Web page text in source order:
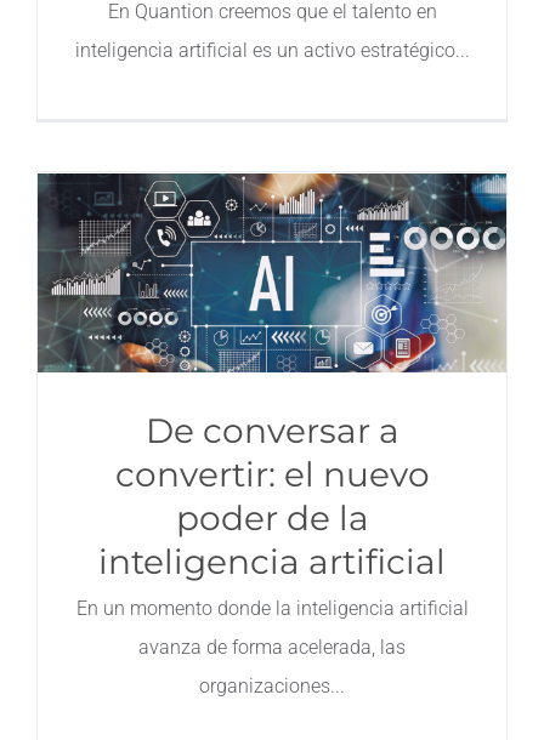
En Quantion creemos que el talento en
inteligencia artificial es un activo estratégico
De conversar a
convertir: el nuevo
poder de la
inteligencia artificial
En un momento donde la inteligencia artificial
avanza de forma acelerada, las
organizaciones